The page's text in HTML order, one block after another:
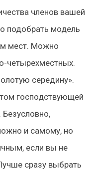
членов вашей
подобрать модель
мест. Можно
четырехместных.
середину».
господствующей
и самому, но
если вы не
сразу выбрать